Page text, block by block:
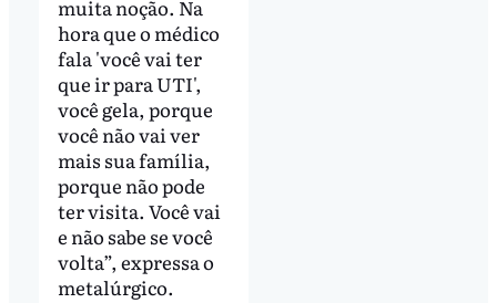
muita noção. Na
hora que o médico
fala 'você vai ter
que ir para UTI',
você gela, porque
você não vai ver
mais sua família,
porque não pode
ter visita. Você vai
e não sabe se você
volta”, expressa o
metalúrgico.